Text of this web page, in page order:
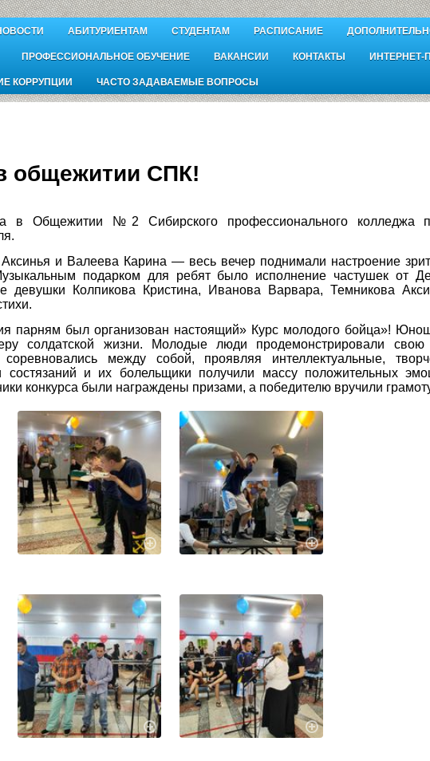
АБИТУРИЕНТАМ СТУДЕНТАМ РАСПИСАНИЕ
ПРОФЕССИОНАЛЬНОЕ ОБУЧЕНИЕ ВАКАНСИИ КОНТАКТЫ ИНТЕРНЕТ-
КОРРУПЦИИ ЧАСТО ЗАДАВАЕМЫЕ ВОПРОСЫ
общежитии СПК!
в Общежитии №2 Сибирского профессионального колледжа
и Валеева Карина — весь вечер поднимали настроение
подарком для ребят было исполнение частушек от
девушки Колпикова Кристина, Иванова Варвара, Темникова
парням был организован настоящий» Курс молодого бойца»!
солдатской жизни. Молодые люди продемонстрировали свою
соревновались между собой, проявляя интеллектуальные,
состязаний и их болельщики получили массу положительных
конкурса были награждены призами, а победителю вручили